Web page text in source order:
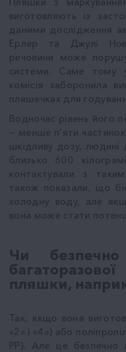
виготовляють із
даними дослідження
Ерлер та Джулі
речовини може
системи. Саме тому
комісія заборонила
пляшечках для
Водночас рівень його
— менше п’яти
шкідливу дозу,
близько 600
контактували з
також показали, що
холодну воду, але
вона може стати
Чи
пляшки,
Так, якщо вона
«2» і «4») або
РР). Але це безпечно